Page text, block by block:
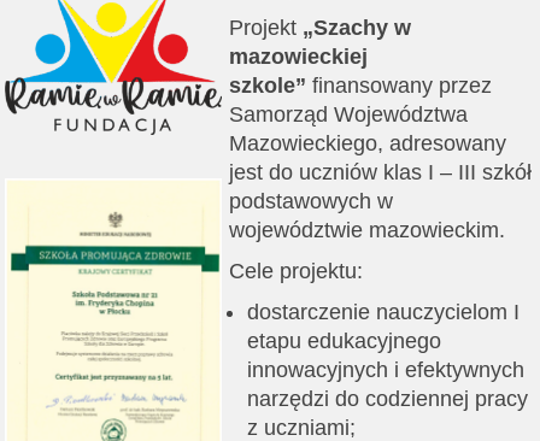
Projekt „Szachy w
mazowieckiej
szkole” finansowany przez
Samorząd Województwa
Mazowieckiego, adresowany
jest do uczniów klas I – III szkół
podstawowych w
województwie mazowieckim.
Cele projektu:
dostarczenie nauczycielom I
etapu edukacyjnego
innowacyjnych i efektywnych
narzędzi do codziennej pracy
z uczniami;